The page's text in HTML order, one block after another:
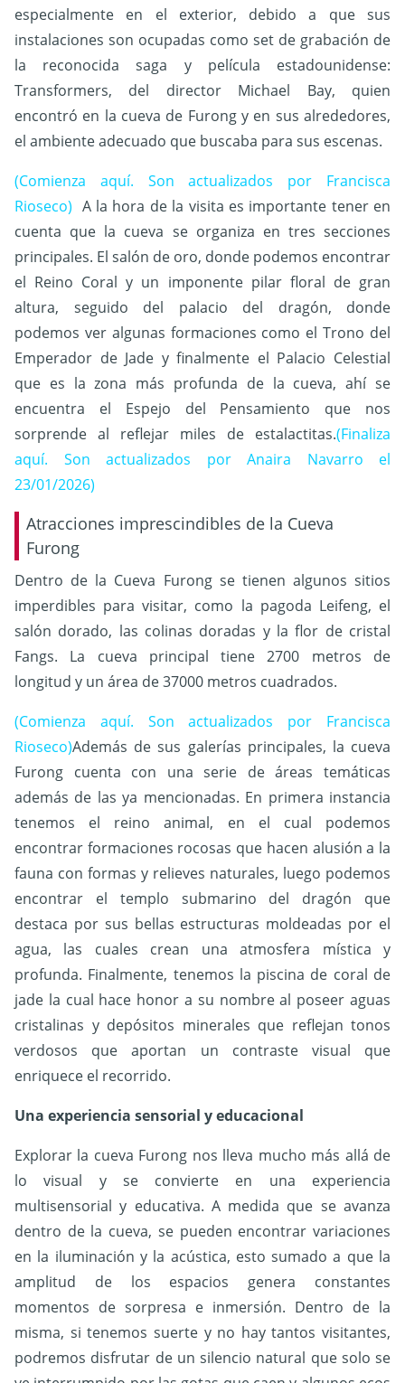
especialmente en el exterior, debido a que sus
instalaciones son ocupadas como set de grabación de
la reconocida saga y película estadounidense:
Transformers, del director Michael Bay, quien
encontró en la cueva de Furong y en sus alrededores,
el ambiente adecuado que buscaba para sus escenas.
(Comienza aquí. Son actualizados por Francisca
Rioseco) A la hora de la visita es importante tener en
cuenta que la cueva se organiza en tres secciones
principales. El salón de oro, donde podemos encontrar
el Reino Coral y un imponente pilar floral de gran
altura, seguido del palacio del dragón, donde
podemos ver algunas formaciones como el Trono del
Emperador de Jade y finalmente el Palacio Celestial
que es la zona más profunda de la cueva, ahí se
encuentra el Espejo del Pensamiento que nos
sorprende al reflejar miles de estalactitas.(Finaliza
aquí. Son actualizados por Anaira Navarro el
23/01/2026)
Atracciones imprescindibles de la Cueva
Furong
Dentro de la Cueva Furong se tienen algunos sitios
imperdibles para visitar, como la pagoda Leifeng, el
salón dorado, las colinas doradas y la flor de cristal
Fangs. La cueva principal tiene 2700 metros de
longitud y un área de 37000 metros cuadrados.
(Comienza aquí. Son actualizados por Francisca
Rioseco)Además de sus galerías principales, la cueva
Furong cuenta con una serie de áreas temáticas
además de las ya mencionadas. En primera instancia
tenemos el reino animal, en el cual podemos
encontrar formaciones rocosas que hacen alusión a la
fauna con formas y relieves naturales, luego podemos
encontrar el templo submarino del dragón que
destaca por sus bellas estructuras moldeadas por el
agua, las cuales crean una atmosfera mística y
profunda. Finalmente, tenemos la piscina de coral de
jade la cual hace honor a su nombre al poseer aguas
cristalinas y depósitos minerales que reflejan tonos
verdosos que aportan un contraste visual que
enriquece el recorrido.
Una experiencia sensorial y educacional
Explorar la cueva Furong nos lleva mucho más allá de
lo visual y se convierte en una experiencia
multisensorial y educativa. A medida que se avanza
dentro de la cueva, se pueden encontrar variaciones
en la iluminación y la acústica, esto sumado a que la
amplitud de los espacios genera constantes
momentos de sorpresa e inmersión. Dentro de la
misma, si tenemos suerte y no hay tantos visitantes,
podremos disfrutar de un silencio natural que solo se